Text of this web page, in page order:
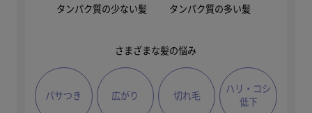
タンパク質の少ない髪 タンパク質の多い髪
さまざまな髪の悩み
パサつき 広がり 切れ毛
ハリ・コシ
低下